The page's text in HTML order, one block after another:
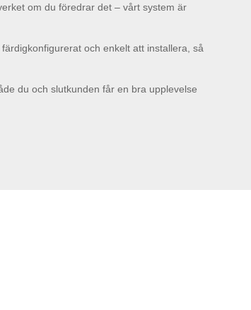
om du föredrar det – vårt system är
och enkelt att installera, så
du och slutkunden får en bra upplevelse